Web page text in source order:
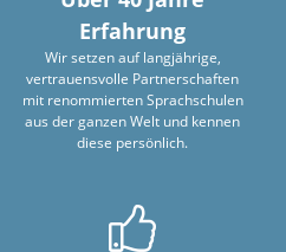
Erfahrung
Wir setzen auf langjährige,
vertrauensvolle Partnerschaften
mit renommierten Sprachschulen
aus der ganzen Welt und kennen
diese persönlich.